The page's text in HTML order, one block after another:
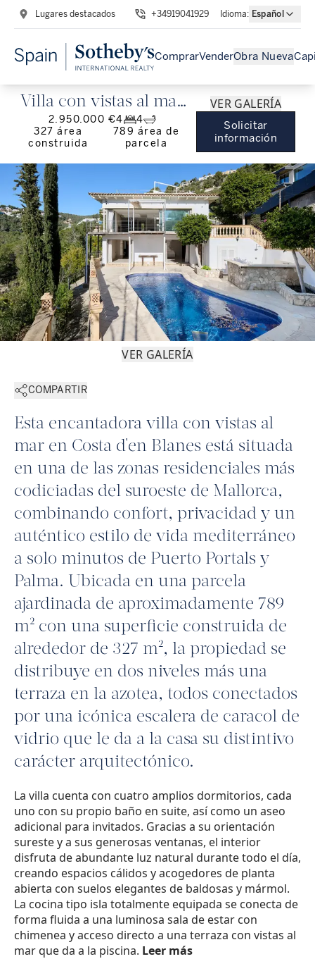
Lugares destacados +34919041929 Idioma: Español
ComprarVenderObra Nueva
Villa con vistas al mar
y piscina cerca de
Puerto Portals en Costa
2.950.000 €4
4
327 área
construida
789 área de
parcela
VER GALERÍA
Solicitar
información
VER GALERÍA
COMPARTIR
Esta encantadora villa con vistas al
mar en Costa d'en Blanes está situada
en una de las zonas residenciales más
codiciadas del suroeste de Mallorca,
combinando confort, privacidad y un
auténtico estilo de vida mediterráneo
a solo minutos de Puerto Portals y
Palma. Ubicada en una parcela
ajardinada de aproximadamente 789
m² con una superficie construida de
alrededor de 327 m², la propiedad se
distribuye en dos niveles más una
terraza en la azotea, todos conectados
por una icónica escalera de caracol de
vidrio que le da a la casa su distintivo
carácter arquitectónico.
La villa cuenta con cuatro amplios dormitorios, cada
uno con su propio baño en suite, así como un aseo
adicional para invitados. Gracias a su orientación
sureste y a sus generosas ventanas, el interior
disfruta de abundante luz natural durante todo el día,
creando espacios cálidos y acogedores de planta
abierta con suelos elegantes de baldosas y mármol.
La cocina tipo isla totalmente equipada se conecta de
forma fluida a una luminosa sala de estar con
chimenea y acceso directo a una terraza con vistas al
mar que da a la piscina. Leer más